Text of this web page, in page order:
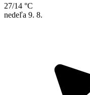
27/14 °C
nedeľa 9. 8.